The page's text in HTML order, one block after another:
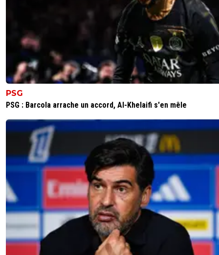
PSG
PSG : Barcola arrache un accord, Al-Khelaifi s'en mêle